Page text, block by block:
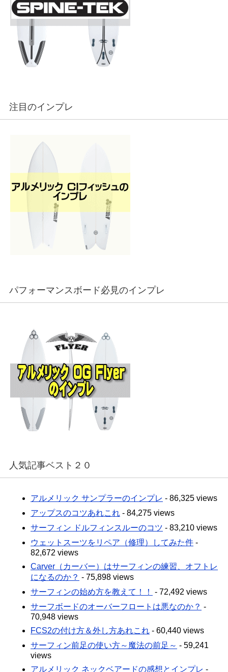
注目のインプレ
パフォーマンスボード必見のインプレ
人気記事ベスト２０
アルメリック サンプラーのインプレ - 86,325 views
アップスのコツあれこれ - 84,275 views
サーフィン ドルフィンスルーのコツ - 83,210 views
ウェットスーツをリペア（修理）してみた件 -
82,672 views
Carver（カーバー）はサーフィンの練習、オフトレ
になるのか？ - 75,898 views
サーフィンの始め方を教えて！！
- 72,492 views
サーフボードのオーバーフロートは悪なのか？ -
70,948 views
FCS2の付け方＆外し方あれこれ - 60,440 views
サーフィン前足の使い方～魔法の前足～ - 59,241
views
アルメリック ネックベアードの感想とインプレ -